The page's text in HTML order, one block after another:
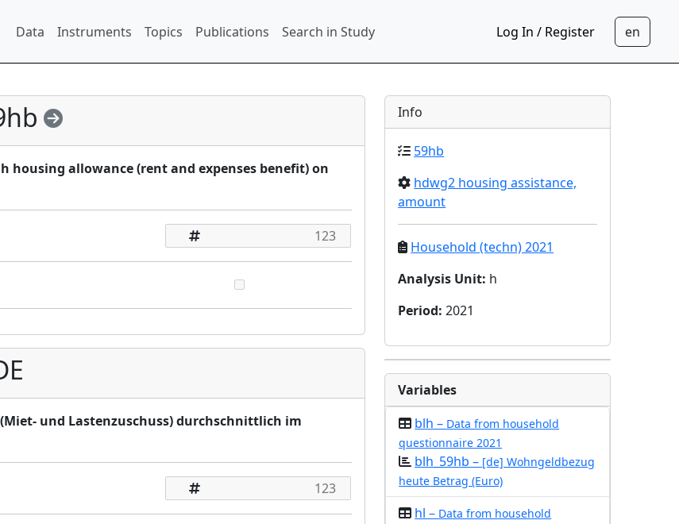
Data Instruments Topics Publications Search in Study Log In / Register
housing allowance (rent and expenses benefit) on
und Lastenzuschuss) durchschnittlich im
Info
59hb
hdwg2 housing assistance,
amount
Household (techn) 2021
Analysis Unit: h
Period:2021
Variables
blh – Data from household
questionnaire 2021
blh_59hb – [de] Wohngeldbezug
heute Betrag (Euro)
hl – Data from household